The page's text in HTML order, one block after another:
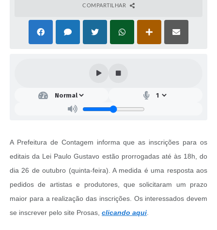
COMPARTILHAR
A Prefeitura de Contagem informa que as inscrições para os
editais da Lei Paulo Gustavo estão prorrogadas até às 18h, do
dia 26 de outubro (quinta-feira). A medida é uma resposta aos
pedidos de artistas e produtores, que solicitaram um prazo
maior para a realização das inscrições. Os interessados devem
se inscrever pelo site Prosas, clicando aqui